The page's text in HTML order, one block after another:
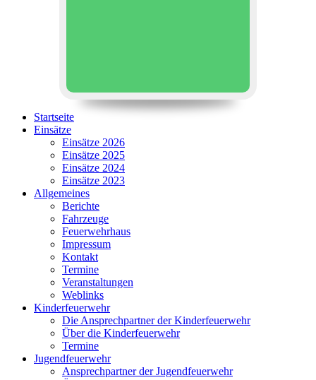
Startseite
Einsätze
Einsätze 2026
Einsätze 2025
Einsätze 2024
Einsätze 2023
Allgemeines
Berichte
Fahrzeuge
Feuerwehrhaus
Impressum
Kontakt
Termine
Veranstaltungen
Weblinks
Kinderfeuerwehr
Die Ansprechpartner der Kinderfeuerwehr
Über die Kinderfeuerwehr
Termine
Jugendfeuerwehr
Ansprechpartner der Jugendfeuerwehr